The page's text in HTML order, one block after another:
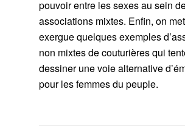
pouvoir entre les sexes au sein
associations mixtes. Enfin, on
exergue quelques exemples
non mixtes de couturières qui
dessiner une voie alternative
pour les femmes du peuple.